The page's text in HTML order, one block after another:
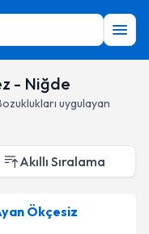
- Niğde
uygulayan
Akıllı Sıralama
Ökçesiz